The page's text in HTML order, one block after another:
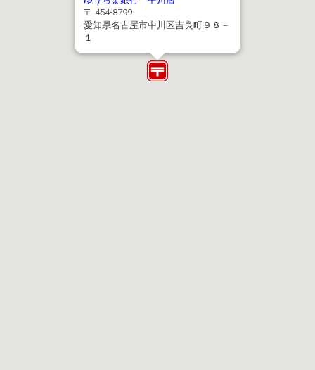
〒 454-8799
愛知県名古屋市中川区吉良町９８－
１